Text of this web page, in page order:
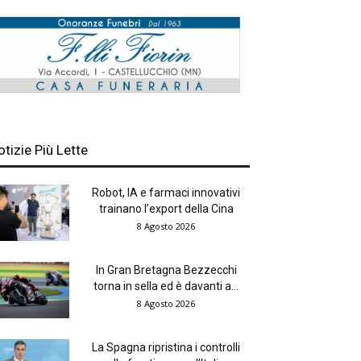
Più Lette
Robot, IA e farmaci innovativi
trainano l’export della Cina
8 Agosto 2026
In Gran Bretagna Bezzecchi
torna in sella ed è davanti a...
8 Agosto 2026
La Spagna ripristina i controlli